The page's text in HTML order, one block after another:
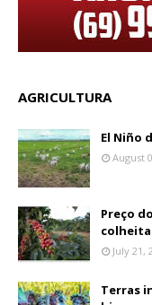
AGRICULTURA
El Niño
August
Preço
July 21,
Terras